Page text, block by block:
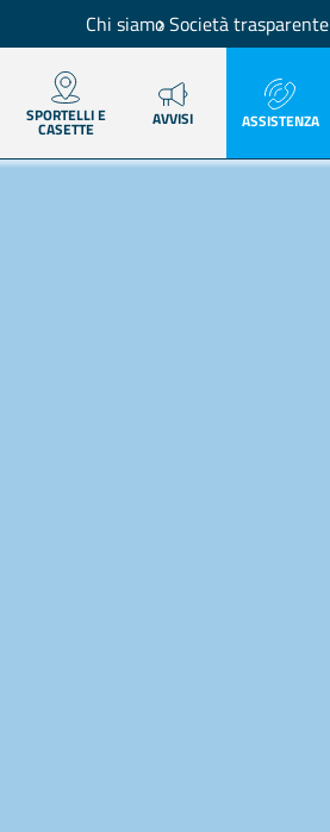
Chi siamoSocietà trasparente
SPORTELLI E
CASETTE AVVISI ASSISTENZA